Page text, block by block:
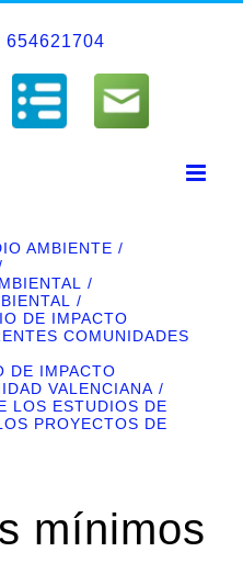
654621704
AMBIENTE
DE IMPACTO
COMUNIDADES
DE IMPACTO
VALENCIANA
LOS ESTUDIOS DE
PROYECTOS DE
mínimos